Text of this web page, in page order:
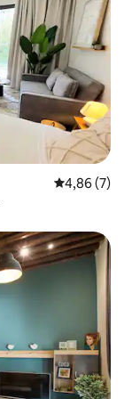
Средна
4,86 (7)